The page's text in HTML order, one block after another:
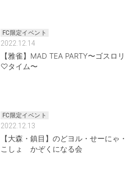
FC限定イベント
2022.12.14
【雅雀】MAD TEA PARTY〜ゴスロリ
♡タイム〜
FC限定イベント
2022.12.13
【大森・鎮目】のどヨル・せーにゃ・
こしょ かぞくになる会